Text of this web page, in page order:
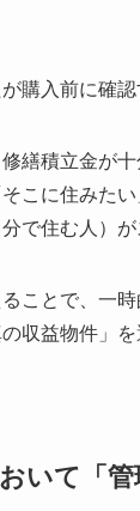
購入前に確
繕積立金が
こに住みた
で住む人）
ことで、一
収益物件」
いて「